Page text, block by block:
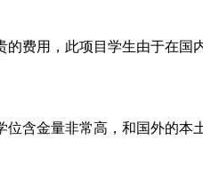
的费用，此项目学生由于在国
位含金量非常高，和国外的本